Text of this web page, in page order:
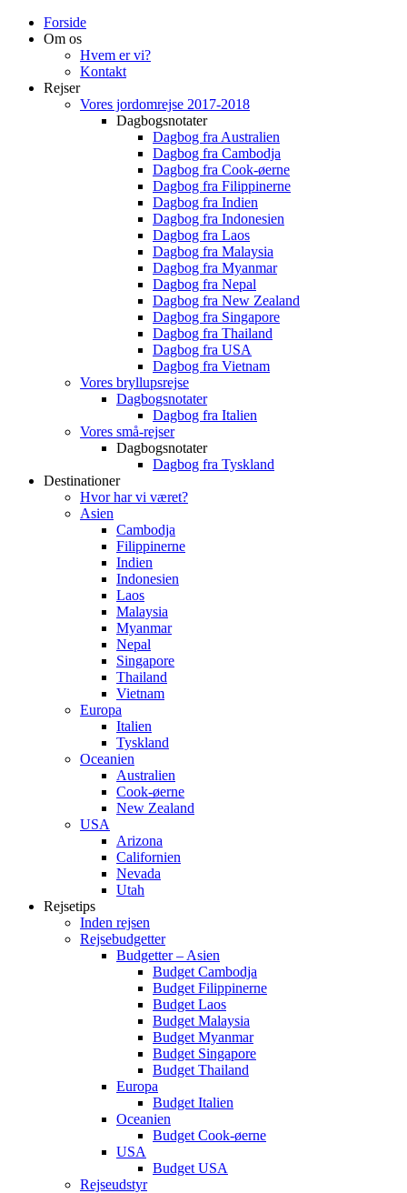
Forside
Om os
Hvem er vi?
Kontakt
Rejser
Vores jordomrejse 2017-2018
Dagbogsnotater
Dagbog fra Australien
Dagbog fra Cambodja
Dagbog fra Cook-øerne
Dagbog fra Filippinerne
Dagbog fra Indien
Dagbog fra Indonesien
Dagbog fra Laos
Dagbog fra Malaysia
Dagbog fra Myanmar
Dagbog fra Nepal
Dagbog fra New Zealand
Dagbog fra Singapore
Dagbog fra Thailand
Dagbog fra USA
Dagbog fra Vietnam
Vores bryllupsrejse
Dagbogsnotater
Dagbog fra Italien
Vores små-rejser
Dagbogsnotater
Dagbog fra Tyskland
Destinationer
Hvor har vi været?
Asien
Cambodja
Filippinerne
Indien
Indonesien
Laos
Malaysia
Myanmar
Nepal
Singapore
Thailand
Vietnam
Europa
Italien
Tyskland
Oceanien
Australien
Cook-øerne
New Zealand
USA
Arizona
Californien
Nevada
Utah
Rejsetips
Inden rejsen
Rejsebudgetter
Budgetter – Asien
Budget Cambodja
Budget Filippinerne
Budget Laos
Budget Malaysia
Budget Myanmar
Budget Singapore
Budget Thailand
Europa
Budget Italien
Oceanien
Budget Cook-øerne
USA
Budget USA
Rejseudstyr